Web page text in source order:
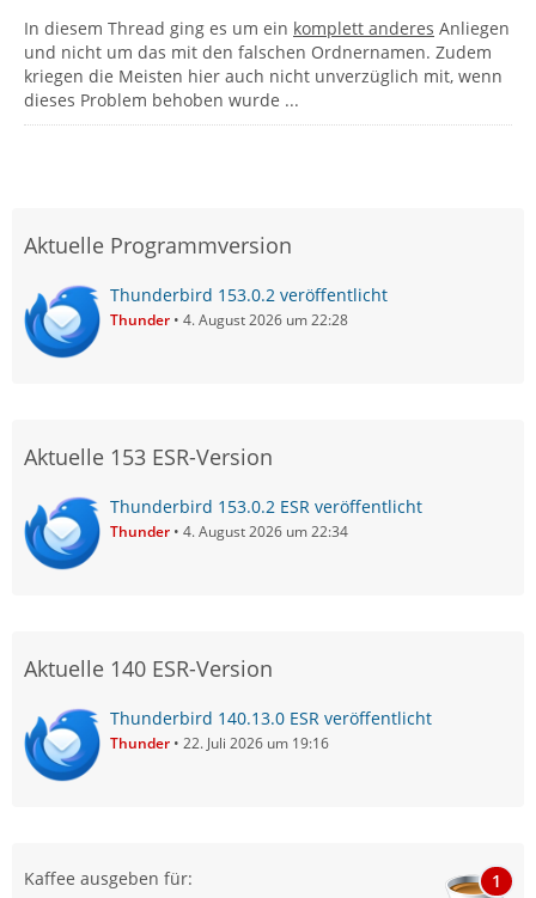
In diesem Thread ging es um ein komplett anderes Anliegen
und nicht um das mit den falschen Ordnernamen. Zudem
kriegen die Meisten hier auch nicht unverzüglich mit, wenn
dieses Problem behoben wurde ...
Aktuelle Programmversion
Thunderbird 153.0.2 veröffentlicht
Thunder 4. August 2026 um 22:28
Aktuelle 153 ESR-Version
Thunderbird 153.0.2 ESR veröffentlicht
Thunder 4. August 2026 um 22:34
Aktuelle 140 ESR-Version
Thunderbird 140.13.0 ESR veröffentlicht
Thunder 22. Juli 2026 um 19:16
Kaffee ausgeben für: 1